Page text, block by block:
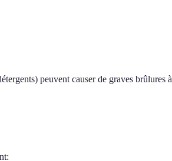
peuvent causer de graves brûlures à